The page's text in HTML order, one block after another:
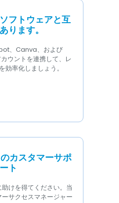
フトウェアと互
ります。
、Canva、および
ウントを連携して、レ
効率化しましょう。
カスタマーサポ
ート
けを得てください。当
サクセスマネージャー